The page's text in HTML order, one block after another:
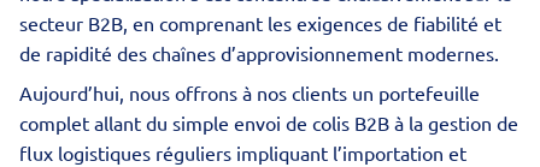
secteur B2B, en comprenant les exigences de fiabilité et
de rapidité des chaînes d’approvisionnement modernes.
Aujourd’hui, nous offrons à nos clients un portefeuille
complet allant du simple envoi de colis B2B à la gestion de
flux logistiques réguliers impliquant l’importation et